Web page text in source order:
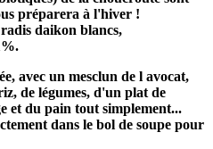
préparera à l'hiver !
radis daikon blancs,
avec un mesclun de l avocat,
de légumes, d'un plat de
et du pain tout simplement...
dans le bol de soupe pour